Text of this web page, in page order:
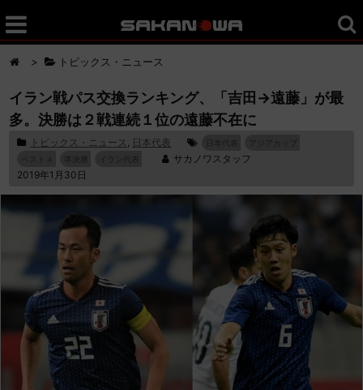
> トピックス・ニュース
イラン戦パス交換ランキング、「吉田→遠藤」が最
多。決勝は２戦連続１位の遠藤不在に
トピックス・ニュース , 日本代表
サカノワスタッフ
2019年1月30日